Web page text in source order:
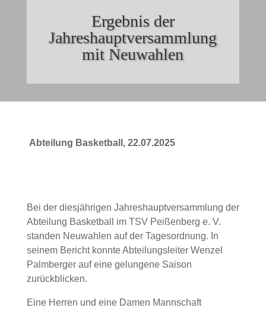
Ergebnis der
Jahreshauptversammlung
mit Neuwahlen
Abteilung Basketball, 22.07.2025
Bei der diesjährigen Jahreshauptversammlung der
Abteilung Basketball im TSV Peißenberg e. V.
standen Neuwahlen auf der Tagesordnung. In
seinem Bericht konnte Abteilungsleiter Wenzel
Palmberger auf eine gelungene Saison
zurückblicken.
Eine Herren und eine Damen Mannschaft